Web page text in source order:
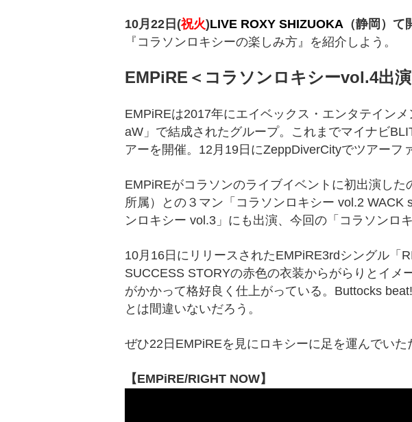
10月22日(祝火)LIVE ROXY SHIZUOKA （静岡）て
『コラソンロキシーの楽しみ方』を紹介しよう。
EMPiRE＜コラソンロキシーvol.4出
EMPiREは2017年にエイベックス・エンタテイン
aW」で結成されたグループ。これまでマイナビ
アーを開催。12月19日にZeppDiverCityでツアーフ
EMPiREがコラソンのライブイベントに初出演し
所属）との３マン「コラソンロキシー vol.2
ンロキシー vol.3」にも出演、今回の「コラソンロ
10月16日にリリースされたEMPiRE3rdシングル「
SUCCESS STORYの赤色の衣装からがらりとイメ
がかかって格好良く仕上がっている。Buttocks
とは間違いないだろう。
ぜひ22日EMPiREを見にロキシーに足を運んでいた
【EMPiRE/RIGHT NOW】